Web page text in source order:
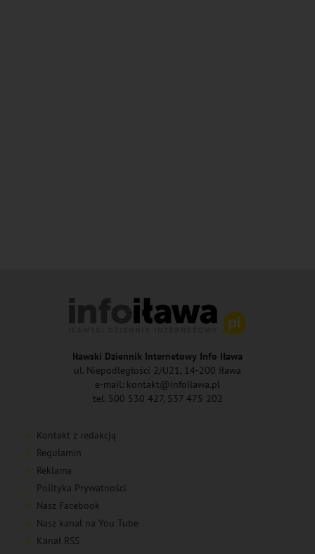
Iławski Dziennik Internetowy Info Iława
ul. Niepodległości 2/U21, 14-200 Iława
e-mail: kontakt@infoilawa.pl
tel. 500 530 427, 537 475 202
Kontakt z redakcją
Regulamin
Reklama
Polityka Prywatności
Nasz Facebook
Nasz kanał na You Tube
Kanał RSS